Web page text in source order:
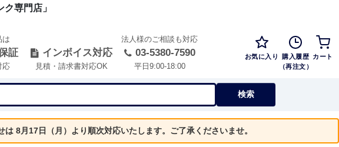
専門店」
は
証
応
インボイス対応
見積・請求書対応OK
法人様のご相談も対応
03-5380-7590
平日9:00-18:00
お気に入り 購入履歴
（再注文）
カート
検索
は 8月17日（月）より順次対応いたします。ご了承くださいませ。